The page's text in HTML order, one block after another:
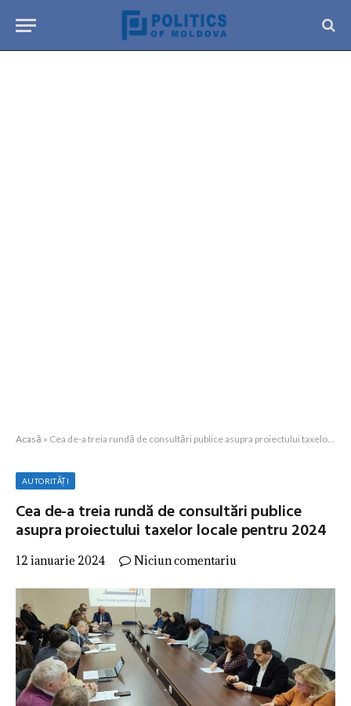
Acasă » Cea de-a treia rundă de consultări publice asupra proiectului taxelor locale pentru 2024
AUTORITĂȚI
Cea de-a treia rundă de consultări publice
asupra proiectului taxelor locale pentru 2024
12 ianuarie 2024 Niciun comentariu